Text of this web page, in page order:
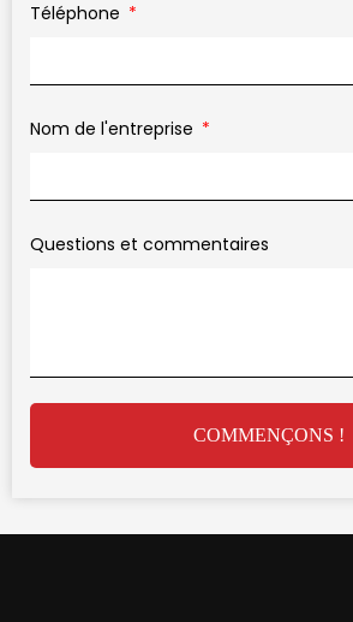
Téléphone
Nom de l'entreprise
Questions et commentaires
COMMENÇONS !